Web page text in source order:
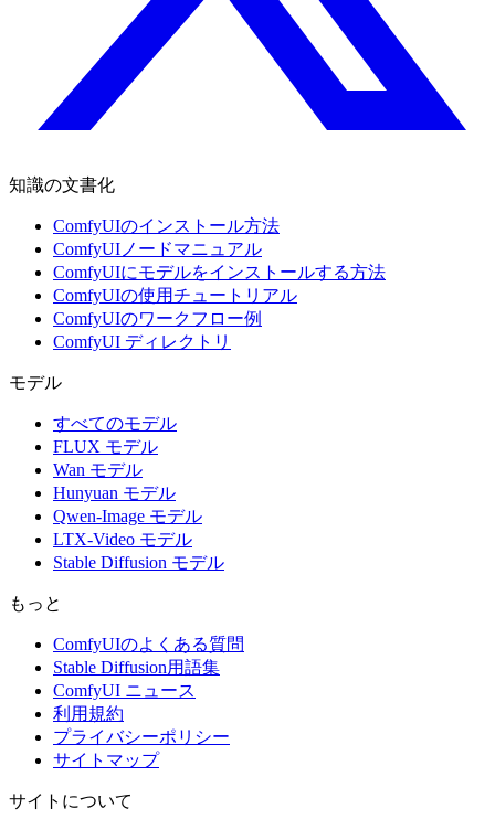
知識の文書化
ComfyUIのインストール方法
ComfyUIノードマニュアル
ComfyUIにモデルをインストールする方法
ComfyUIの使用チュートリアル
ComfyUIのワークフロー例
ComfyUI ディレクトリ
モデル
すべてのモデル
FLUX モデル
Wan モデル
Hunyuan モデル
Qwen-Image モデル
LTX-Video モデル
Stable Diffusion モデル
もっと
ComfyUIのよくある質問
Stable Diffusion用語集
ComfyUI ニュース
利用規約
プライバシーポリシー
サイトマップ
サイトについて